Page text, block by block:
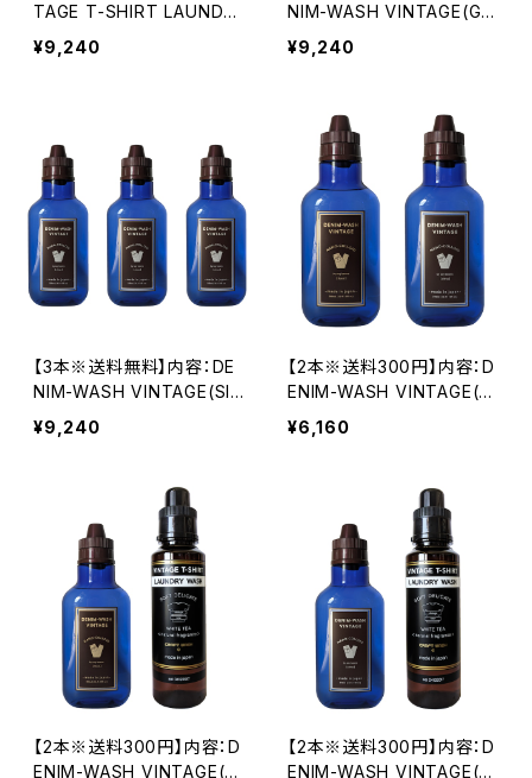
TAGE T-SHIRT LAUNDR
Y WASH/3本
¥9,240
NIM-WASH VINTAGE(GO
LD※フローラル))/3本
¥9,240
【3本※送料無料】内容：DE
NIM-WASH VINTAGE(SIL
VER※シトラス)/3本
¥9,240
【2本※送料300円】内容：D
ENIM-WASH VINTAGE(G
OLD※フローラル)/1本＋D
ENIM-WASH VINTAGE(SI
¥6,160
【2本※送料300円】内容：D
ENIM-WASH VINTAGE(G
【2本※送料300円】内容：D
ENIM-WASH VINTAGE(SI